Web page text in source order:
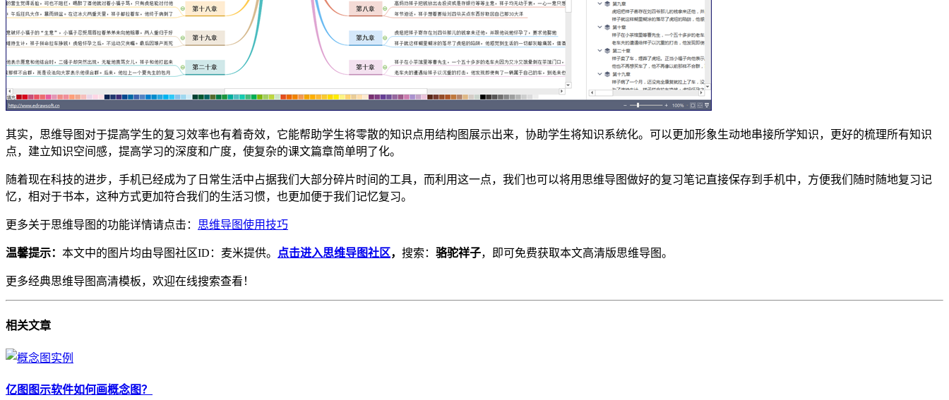
其实，思维导图对于提高学生的复习效率也有着奇效，它能帮助学生将零散的知识点用结构图展示出来，协助学生将知识系统化。可以更加形象生动地串接所学知识，更好的梳理所有知识
点，建立知识空间感，提高学习的深度和广度，使复杂的课文篇章简单明了化。
随着现在科技的进步，手机已经成为了日常生活中占据我们大部分碎片时间的工具，而利用这一点，我们也可以将用思维导图做好的复习笔记直接保存到手机中，方便我们随时随地复习记
忆，相对于书本，这种方式更加符合我们的生活习惯，也更加便于我们记忆复习。
更多关于思维导图的功能详情请点击： 思维导图使用技巧
温馨提示： 本文中的图片均由导图社区ID：麦米提供。 点击进入思维导图社区， 搜索： 骆驼祥子，即可免费获取本文高清版思维导图。
更多经典思维导图高清模板，欢迎在线搜索查看！
相关文章
亿图图示软件如何画概念图？